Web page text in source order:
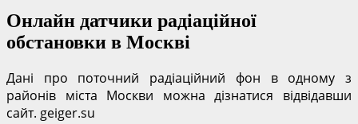
Онлайн датчики радіаційної
обстановки в Москві
Дані про поточний радіаційний фон в одному з
районів міста Москви можна дізнатися відвідавши
сайт. geiger.su